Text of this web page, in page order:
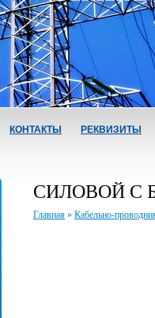
КОНТАКТЫ РЕКВИЗИТЫ
СИЛОВОЙ С
Главная » Кабельно-